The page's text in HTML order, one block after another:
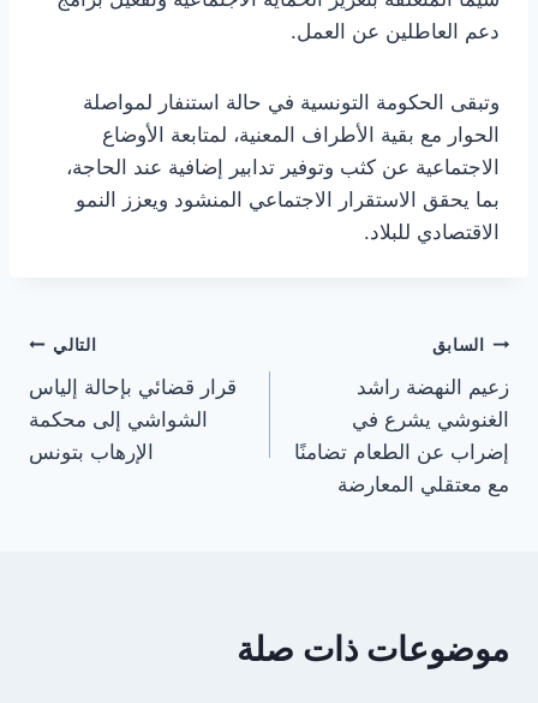
دعم العاطلين عن العمل.
وتبقى الحكومة التونسية في حالة استنفار لمواصلة
الحوار مع بقية الأطراف المعنية، لمتابعة الأوضاع
الاجتماعية عن كثب وتوفير تدابير إضافية عند الحاجة،
بما يحقق الاستقرار الاجتماعي المنشود ويعزز النمو
الاقتصادي للبلاد.
تصفّح
المقالات
السابق
زعيم النهضة راشد
الغنوشي يشرع في
إضراب عن الطعام تضامنًا
مع معتقلي المعارضة
التالي
قرار قضائي بإحالة إلياس
الشواشي إلى محكمة
الإرهاب بتونس
موضوعات ذات صلة